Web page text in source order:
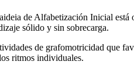
de Alfabetización Inicial está
sólido y sin sobrecarga.
de grafomotricidad que
ritmos individuales.